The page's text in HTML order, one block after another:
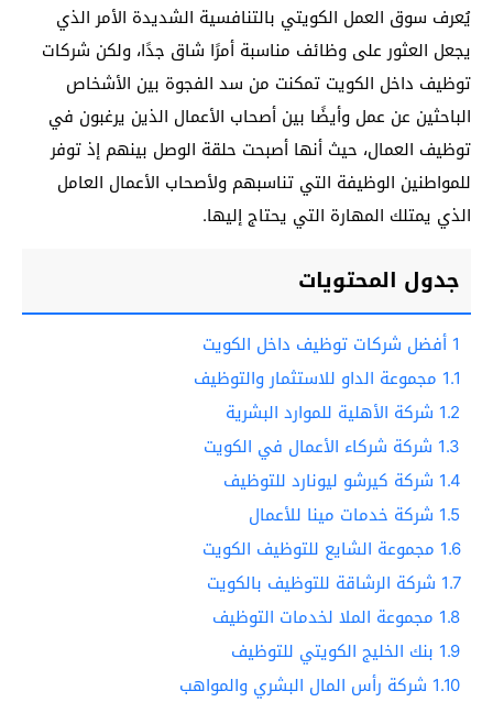
يُعرف سوق العمل الكويتي بالتنافسية الشديدة الأمر الذي
يجعل العثور على وظائف مناسبة أمرًا شاق جدًا، ولكن شركات
توظيف داخل الكويت تمكنت من سد الفجوة بين الأشخاص
الباحثين عن عمل وأيضًا بين أصحاب الأعمال الذين يرغبون في
توظيف العمال، حيث أنها أصبحت حلقة الوصل بينهم إذ توفر
للمواطنين الوظيفة التي تناسبهم ولأصحاب الأعمال العامل
الذي يمتلك المهارة التي يحتاج إليها.
جدول المحتويات
1 أفضل شركات توظيف داخل الكويت
1.1 مجموعة الداو للاستثمار والتوظيف
1.2 شركة الأهلية للموارد البشرية
1.3 شركة شركاء الأعمال في الكويت
1.4 شركة كيرشو ليونارد للتوظيف
1.5 شركة خدمات مينا للأعمال
1.6 مجموعة الشايع للتوظيف الكويت
1.7 شركة الرشاقة للتوظيف بالكويت
1.8 مجموعة الملا لخدمات التوظيف
1.9 بنك الخليج الكويتي للتوظيف
1.10 شركة رأس المال البشري والمواهب